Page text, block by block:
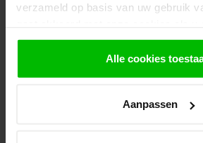
verzameld op basis van uw gebruik
gebruiken.
Alle cookies
Aanpassen
eventueel uw schuur, kapschuur of
voor U maken.
Wie is Houthandel van